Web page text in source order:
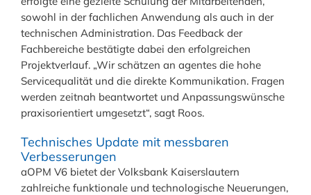
sowohl in der fachlichen Anwendung als auch in der
technischen Administration. Das Feedback der
Fachbereiche bestätigte dabei den erfolgreichen
Projektverlauf. „Wir schätzen an agentes die hohe
Servicequalität und die direkte Kommunikation. Fragen
werden zeitnah beantwortet und Anpassungswünsche
praxisorientiert umgesetzt“, sagt Roos.
Technisches Update mit messbaren
Verbesserungen
aOPM V6 bietet der Volksbank Kaiserslautern
zahlreiche funktionale und technologische Neuerungen,